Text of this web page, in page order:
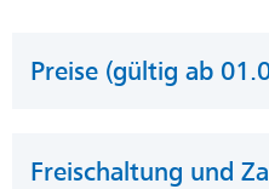
Preise (gültig ab
Freischaltung und